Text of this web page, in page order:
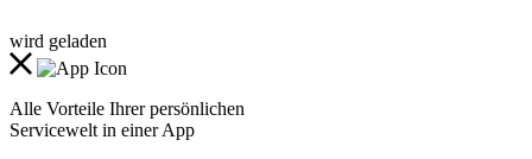
wird geladen
Alle Vorteile Ihrer persönlichen
Servicewelt in einer App